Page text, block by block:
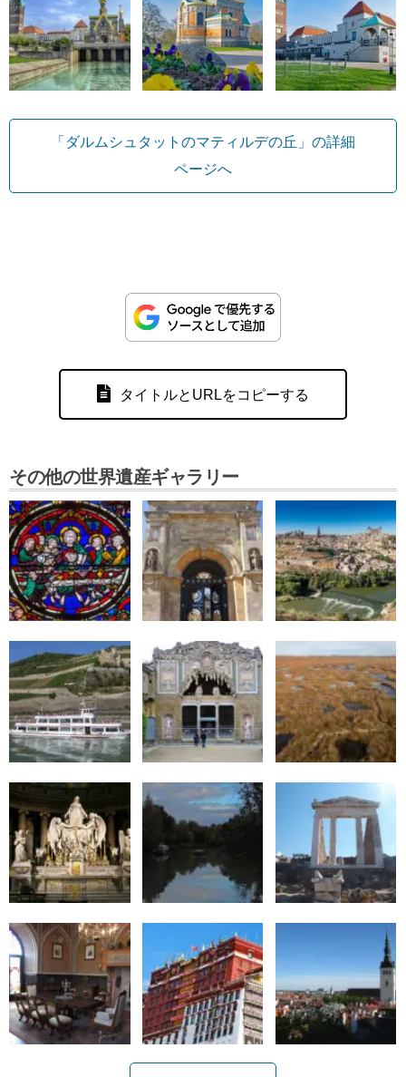
「ダルムシュタットのマティルデの丘」の詳細
ページへ
タイトルとURLをコピーする
その他の世界遺産ギャラリー